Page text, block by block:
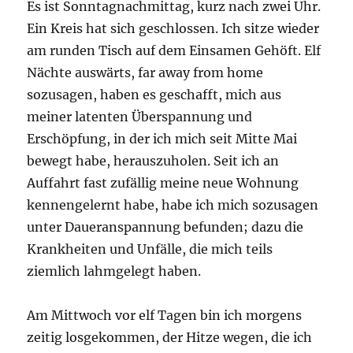
Es ist Sonntagnachmittag, kurz nach zwei Uhr.
Ein Kreis hat sich geschlossen. Ich sitze wieder
am runden Tisch auf dem Einsamen Gehöft. Elf
Nächte auswärts, far away from home
sozusagen, haben es geschafft, mich aus
meiner latenten Überspannung und
Erschöpfung, in der ich mich seit Mitte Mai
bewegt habe, herauszuholen. Seit ich an
Auffahrt fast zufällig meine neue Wohnung
kennengelernt habe, habe ich mich sozusagen
unter Daueranspannung befunden; dazu die
Krankheiten und Unfälle, die mich teils
ziemlich lahmgelegt haben.
Am Mittwoch vor elf Tagen bin ich morgens
zeitig losgekommen, der Hitze wegen, die ich